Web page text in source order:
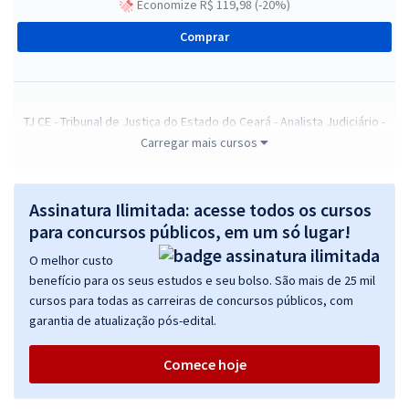
Economize R$ 119,98 (-20%)
Comprar
TJ CE - Tribunal de Justiça do Estado do Ceará - Analista Judiciário -
Área Administrativa - Especialidade Contabilidade (Pós-Edital)
28,65
Economize R$ 85,96 (-20%)
Comprar
TJ CE - Tribunal de Justiça do Estado do Ceará - Analista Judiciário -
Assistente Social (Pós-edital)
à vista
ou 12x deR$39,99
Carregar mais cursos
Assinatura Ilimitada: acesse todos os cursos
para concursos públicos, em um só lugar!
O melhor custo
benefício para os seus estudos e seu bolso. São mais de 25 mil
cursos para todas as carreiras de concursos públicos, com
garantia de atualização pós-edital.
Comece hoje